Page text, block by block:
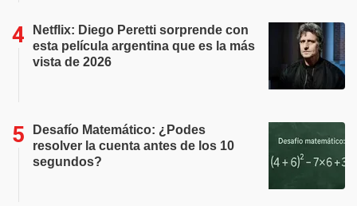
Netflix: Diego Peretti sorprende con
esta película argentina que es la más
vista de 2026
Desafío Matemático: ¿Podes
resolver la cuenta antes de los 10
segundos?